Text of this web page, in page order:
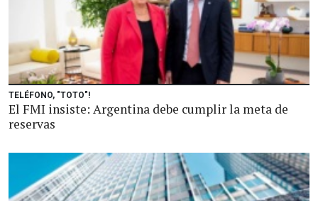
TELÉFONO, "TOTO"!
El FMI insiste: Argentina debe cumplir la meta de
reservas